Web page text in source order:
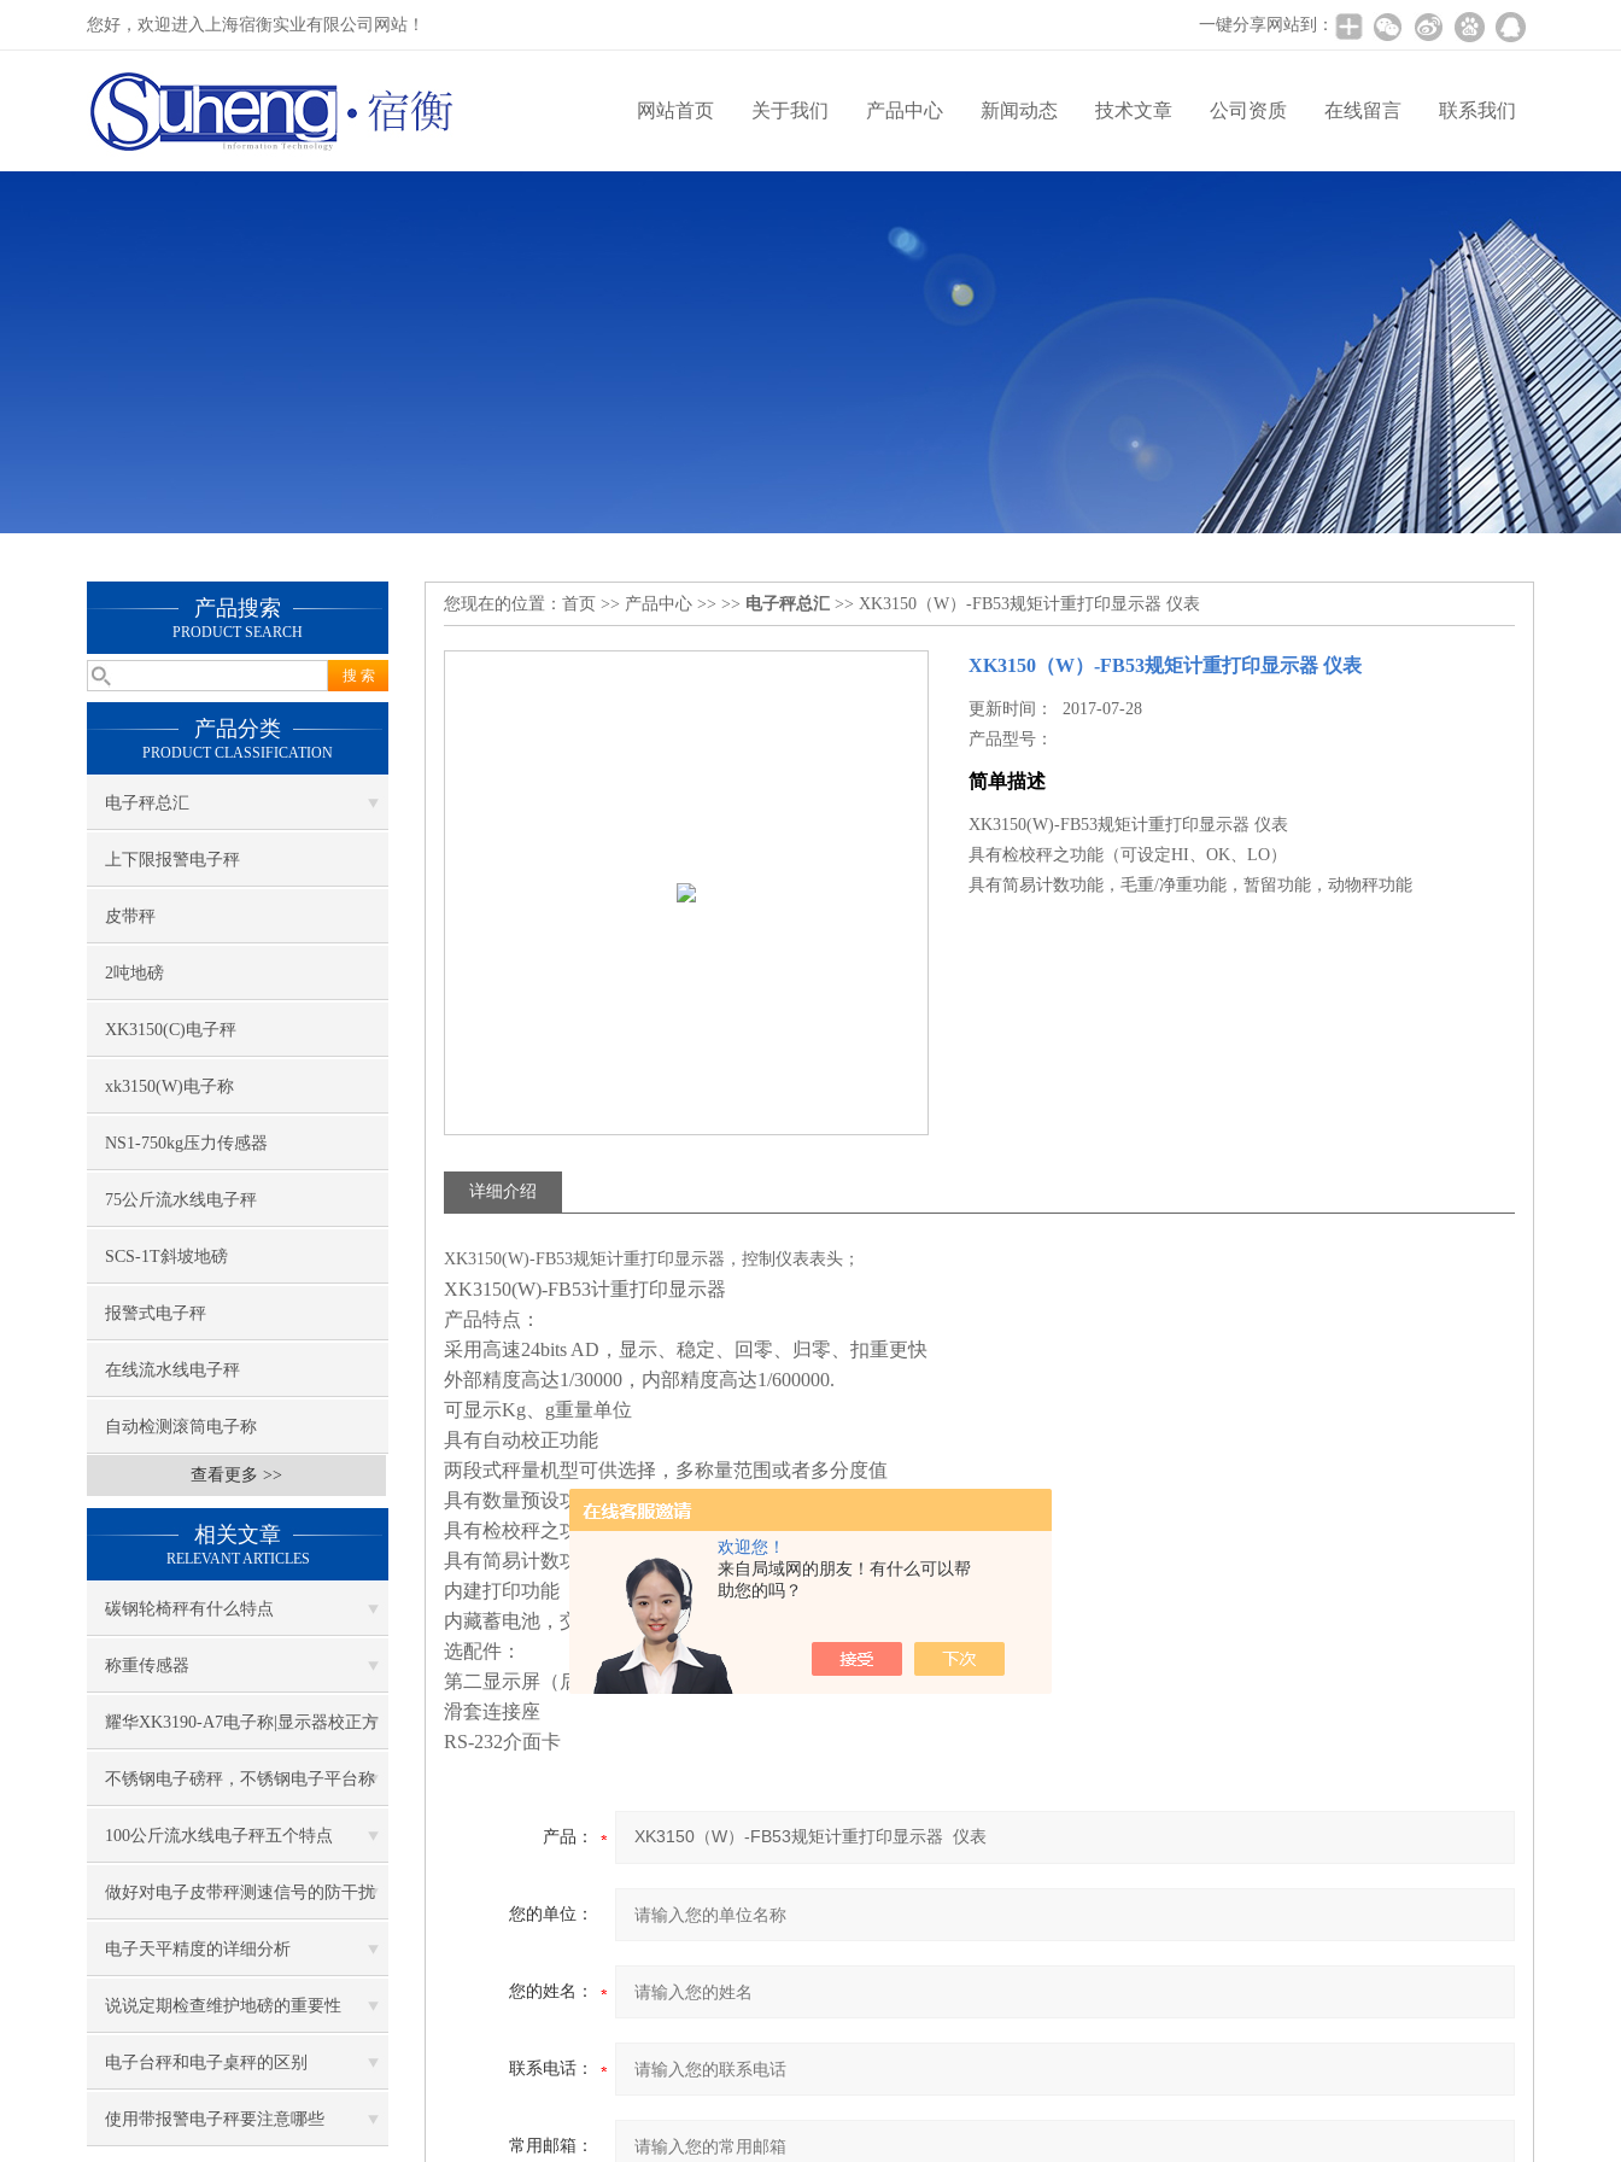
欢迎您！
来自局域网的朋友！有什么可以帮
助您的吗？
您好，欢迎进入上海宿衡实业有限公司网站！ 一键分享网站到：
网站首页 关于我们 产品中心 新闻动态 技术文章 公司资质 在线留言 联系我们
产品搜索
PRODUCT SEARCH
产品分类
PRODUCT CLASSIFICATION
电子秤总汇
上下限报警电子秤
皮带秤
2吨地磅
XK3150(C)电子秤
xk3150(W)电子称
NS1-750kg压力传感器
75公斤流水线电子秤
SCS-1T斜坡地磅
报警式电子秤
在线流水线电子秤
自动检测滚筒电子称
查看更多 >>
相关文章
RELEVANT ARTICLES
碳钢轮椅秤有什么特点
称重传感器
耀华XK3190-A7电子称|显示器校正方
法
不锈钢电子磅秤，不锈钢电子平台称
100公斤流水线电子秤五个特点
做好对电子皮带秤测速信号的防干扰
工作
电子天平精度的详细分析
说说定期检查维护地磅的重要性
电子台秤和电子桌秤的区别
使用带报警电子秤要注意哪些
您现在的位置： 首页 >> 产品中心 >> >> 电子秤总汇 >> XK3150（W）-FB53规矩计重打印显示器 仪表
XK3150（W）-FB53规矩计重打印显示器 仪表
更新时间： 2017-07-28
产品型号：
简单描述
XK3150(W)-FB53规矩计重打印显示器 仪表
具有检校秤之功能（可设定HI、OK、LO）
具有简易计数功能，毛重/净重功能，暂留功能，动物秤功能
详细介绍
XK3150(W)-FB53规矩计重打印显示器，控制仪表表头；
XK3150(W)-FB53计重打印显示器
产品特点：
采用高速24bits AD ，显示、稳定、回零、归零、扣重更快
外部精度高达1/30000 ，内部精度高达1/600000.
可显示Kg g重量单位
具有自动校正功能
两段式秤量机型可供选择，多称量范围或者多分度值
具有数量预设功能，重量预设功能，预扣重功能，重量累计功能
具有检校秤之功能（可设定HI、OK、LO）
具有简易计数功能，毛重/净重功能，暂留功能，动物秤功能
内建打印功能（可供打印时间，日期等数据资料）
内藏蓄电池，交、直流两用。
选配件：
第二显示屏（后显示屏）
滑套连接座
RS-232介面卡
产品：
您的单位：
您的姓名：
联系电话：
常用邮箱：